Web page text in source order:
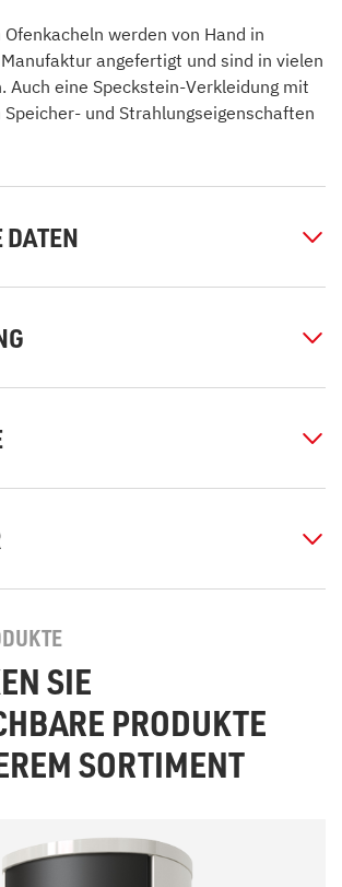
werden von Hand in
angefertigt und sind in vielen
Auch eine Speckstein-Verkleidung mit
und Strahlungseigenschaften
DATEN
SIE
PRODUKTE
SORTIMENT